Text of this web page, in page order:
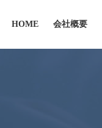
HOME 会社概要